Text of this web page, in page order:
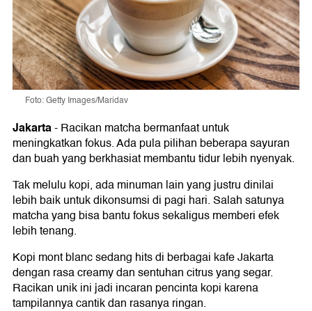
Foto: Getty Images/Maridav
Jakarta-Racikan matcha bermanfaat untuk
meningkatkan fokus. Ada pula pilihan beberapa sayuran
dan buah yang berkhasiat membantu tidur lebih nyenyak.
Tak melulu kopi, ada minuman lain yang justru dinilai
lebih baik untuk dikonsumsi di pagi hari. Salah satunya
matcha yang bisa bantu fokus sekaligus memberi efek
lebih tenang.
Kopi mont blanc sedang hits di berbagai kafe Jakarta
dengan rasa creamy dan sentuhan citrus yang segar.
Racikan unik ini jadi incaran pencinta kopi karena
tampilannya cantik dan rasanya ringan.